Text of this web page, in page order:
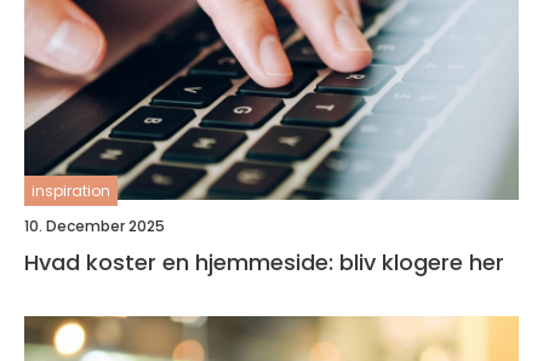
inspiration
10. December 2025
Hvad koster en hjemmeside: bliv klogere her